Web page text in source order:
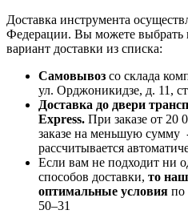
Доставка инструмента
Федерации. Вы можете выбрать
вариант доставки из списка:
Самовывоз со склада
ул. Орджоникидзе, д. 11,
Доставка до двери
Express. При заказе от 20
заказе на меньшую сумму
рассчитывается
Если вам не подходит ни
способов доставки, то
оптимальные условия по
50‒31